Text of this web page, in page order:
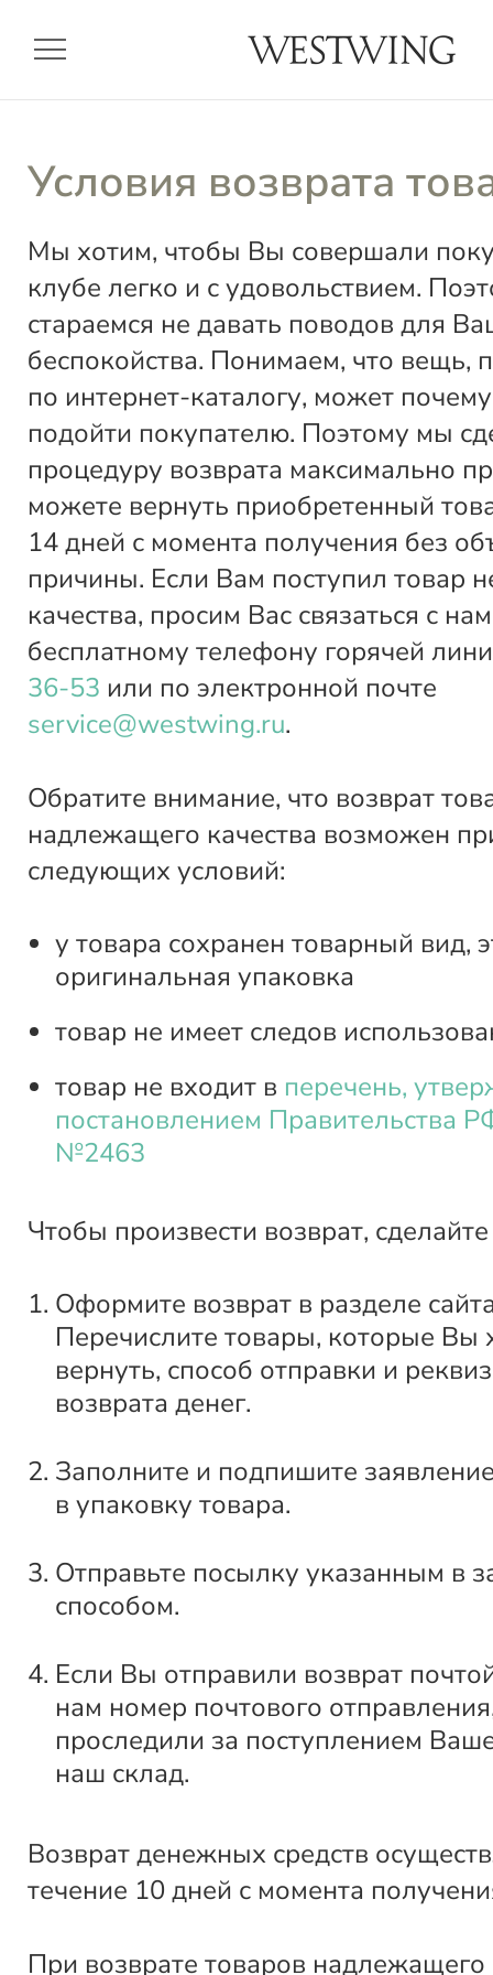
menu
Условия возврата
Мы хотим, чтобы Вы совершали
клубе легко и с удовольствием.
стараемся не давать поводов для
беспокойства. Понимаем, что вещь,
по интернет-каталогу, может
подойти покупателю. Поэтому мы
процедуру возврата максимально
можете вернуть приобретенный
14 дней с момента получения без
причины. Если Вам поступил товар
качества, просим Вас связаться с
бесплатному телефону горячей
36-53 или по электронной почте
service@westwing.ru.
Обратите внимание, что возврат
надлежащего качества возможен
следующих условий:
у товара сохранен товарный вид,
оригинальная упаковка
товар не имеет следов
товар не входит в перечень,
постановлением Правительства
№2463
Чтобы произвести возврат,
Оформите возврат в разделе
Перечислите товары, которые Вы
вернуть, способ отправки и
возврата денег.
Заполните и подпишите
в упаковку товара.
Отправьте посылку указанным в
способом.
Если Вы отправили возврат
нам номер почтового
проследили за поступлением
наш склад.
Возврат денежных средств
течение 10 дней с момента
При возврате товаров надлежащего